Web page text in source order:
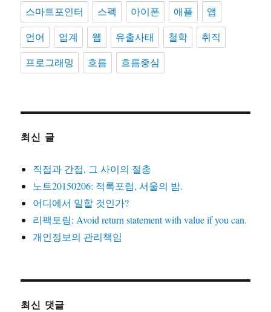
스마트포인터 스펙 아이폰 애플 앱
언어 업계 웹 유출사태 철학 취직
프로그래밍 흐름 흐름중심
최신 글
직접과 간접, 그 사이의 절충
노트20150206: 적록포럼, 서울의 밤.
어디에서 일할 것인가?
리팩토링: Avoid return statement with value if you can.
개인정보의 관리책임
최신 댓글